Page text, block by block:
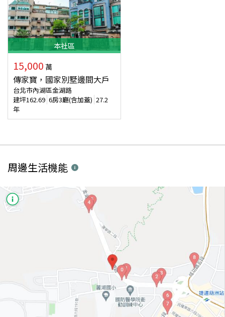
本社區
15,000 萬
傳家寶，國家別墅邊間大戶
台北市內湖區金湖路
建坪162.69 6房3廳(含加蓋) 27.2
年
周邊生活機能